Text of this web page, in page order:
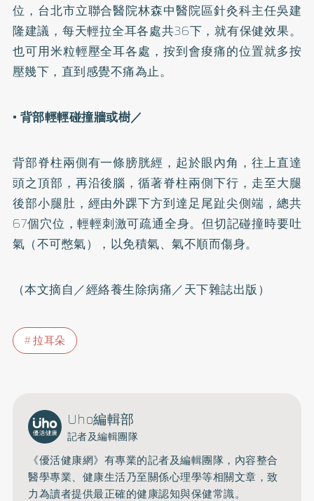
位，台北市立聯合醫院林森中醫院區針灸科主任吳建
隆建議，每天輕拉全耳各處共36下，就有保健效果。
也可用米粒輕壓全耳各處，按到會痠痛的位置就多按
壓幾下，直到感覺不痛為止。
• 背部輕輕碰撞牆或樹／
背部脊柱兩側有一條膀胱經，起於眼內角，往上直達
頭之頂部，再沿後腦，循著脊柱兩側下行，走至大腿
後部小腿肚，經由外踝下方到達足尾趾尖側端，總共
67個穴位，輕輕刺激可疏通全身。但切記碰撞時要吐
氣（不可憋氣），以免積氣、氣不順而傷身。
（本文摘自／經絡養生除病痛／天下雜誌出版）
拉耳朵
Uho編輯部
記者及編輯團隊
《優活健康網》有專業的記者及編輯團隊，內容整合
醫學專業、健康生活乃至關係心理學等相關文章，致
力為讀者提供最正確的健康認知與保健常識。